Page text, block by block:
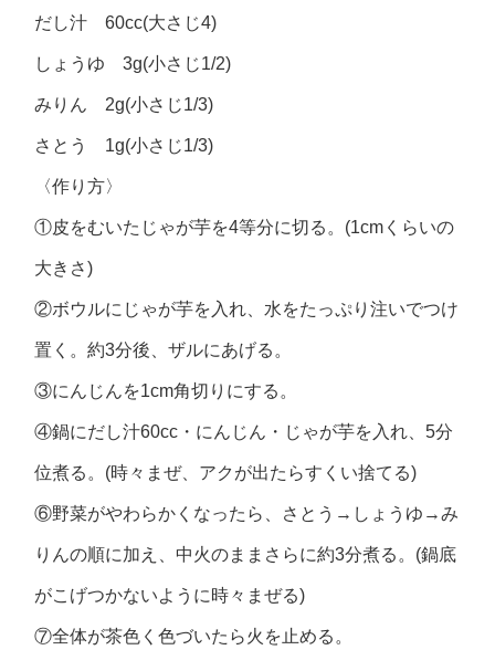
だし汁 60cc(大さじ4)
しょうゆ 3g(小さじ1/2)
みりん 2g(小さじ1/3)
さとう 1g(小さじ1/3)
〈作り方〉
①皮をむいたじゃが芋を4等分に切る。(1cmくらいの
大きさ)
②ボウルにじゃが芋を入れ、水をたっぷり注いでつけ
置く。約3分後、ザルにあげる。
③にんじんを1cm角切りにする。
④鍋にだし汁60cc・にんじん・じゃが芋を入れ、5分
位煮る。(時々まぜ、アクが出たらすくい捨てる)
⑥野菜がやわらかくなったら、さとう→しょうゆ→み
りんの順に加え、中火のままさらに約3分煮る。(鍋底
がこげつかないように時々まぜる)
⑦全体が茶色く色づいたら火を止める。